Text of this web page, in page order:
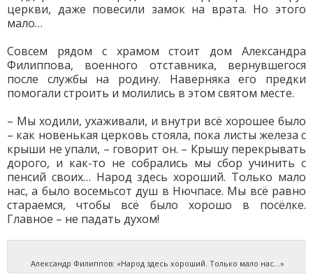
церкви, даже повесили замок на врата. Но этого
мало…
Совсем рядом с храмом стоит дом Александра
Филиппова, военного отставника, вернувшегося
после службы на родину. Наверняка его предки
помогали строить и молились в этом святом месте.
– Мы ходили, ухаживали, и внутри всё хорошее было
– как новенькая церковь стояла, пока листы железа с
крыши не упали, – говорит он. – Крышу перекрывать
дорого, и как-то не собрались мы сбор учинить с
пенсий своих… Народ здесь хороший. Только мало
нас, а было восемьсот душ в Нючпасе. Мы всё равно
стараемся, чтобы всё было хорошо в посёлке.
Главное – не падать духом!
Александр Филиппов: «Народ здесь хороший. Только мало нас…»